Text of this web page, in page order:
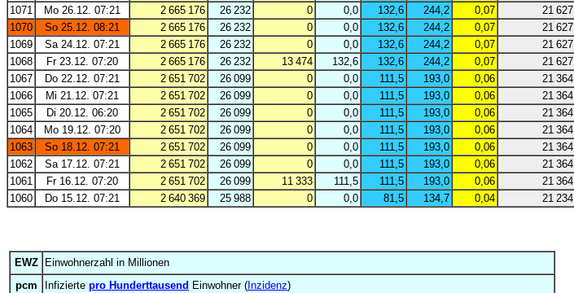
1071
Mo 26.12. 07:21 2 665 176 26 232 0 0,0 132,6 244,2 0,07 21 627
1070
So 25.12. 08:21 2 665 176 26 232 0 0,0 132,6 244,2 0,07 21 627
1069
Sa 24.12. 07:21 2 665 176 26 232 0 0,0 132,6 244,2 0,07 21 627
1068
Fr 23.12. 07:20 2 665 176 26 232 13 474 132,6 132,6 244,2 0,07 21 627
1067
Do 22.12. 07:21 2 651 702 26 099 0 0,0 111,5 193,0 0,06 21 364
1066
Mi 21.12. 07:21 2 651 702 26 099 0 0,0 111,5 193,0 0,06 21 364
1065
Di 20.12. 06:20 2 651 702 26 099 0 0,0 111,5 193,0 0,06 21 364
1064
Mo 19.12. 07:20 2 651 702 26 099 0 0,0 111,5 193,0 0,06 21 364
1063
So 18.12. 07:21 2 651 702 26 099 0 0,0 111,5 193,0 0,06 21 364
1062
Sa 17.12. 07:21 2 651 702 26 099 0 0,0 111,5 193,0 0,06 21 364
1061
Fr 16.12. 07:20 2 651 702 26 099 11 333 111,5 111,5 193,0 0,06 21 364
1060
Do 15.12. 07:21 2 640 369 25 988 0 0,0 81,5 134,7 0,04 21 234
EWZ
Einwohnerzahl in Millionen
pcm
Infizierte pro Hunderttausend Einwohner ( Inzidenz)